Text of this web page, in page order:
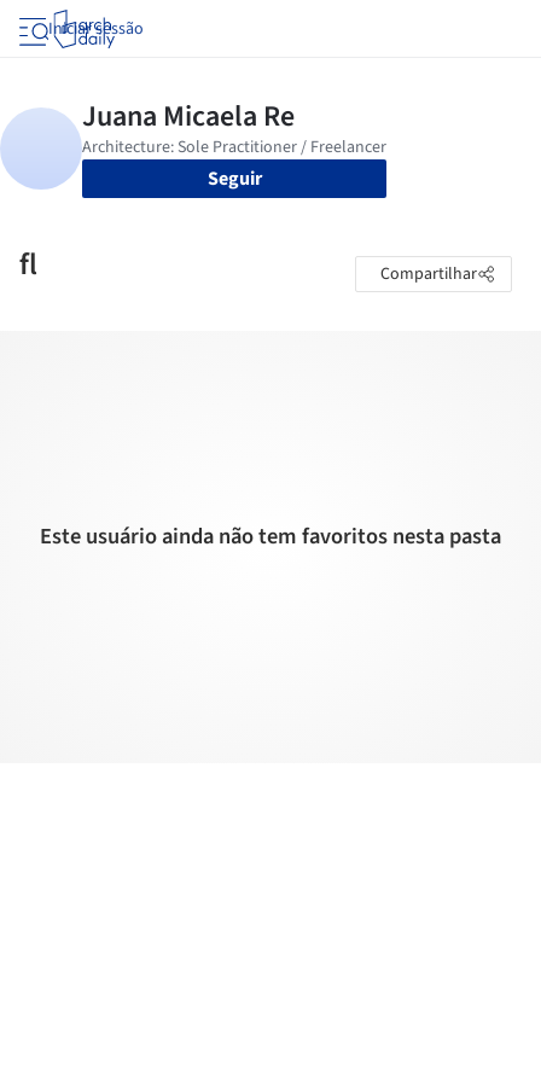
Iniciar sessão
Seguir
fl Compartilhar
Este usuário ainda não tem favoritos nesta pasta